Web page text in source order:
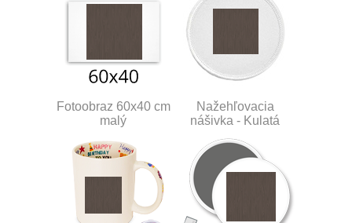
Fotoobraz 60x40 cm
malý
Nažehľovacia
nášivka - Kulatá